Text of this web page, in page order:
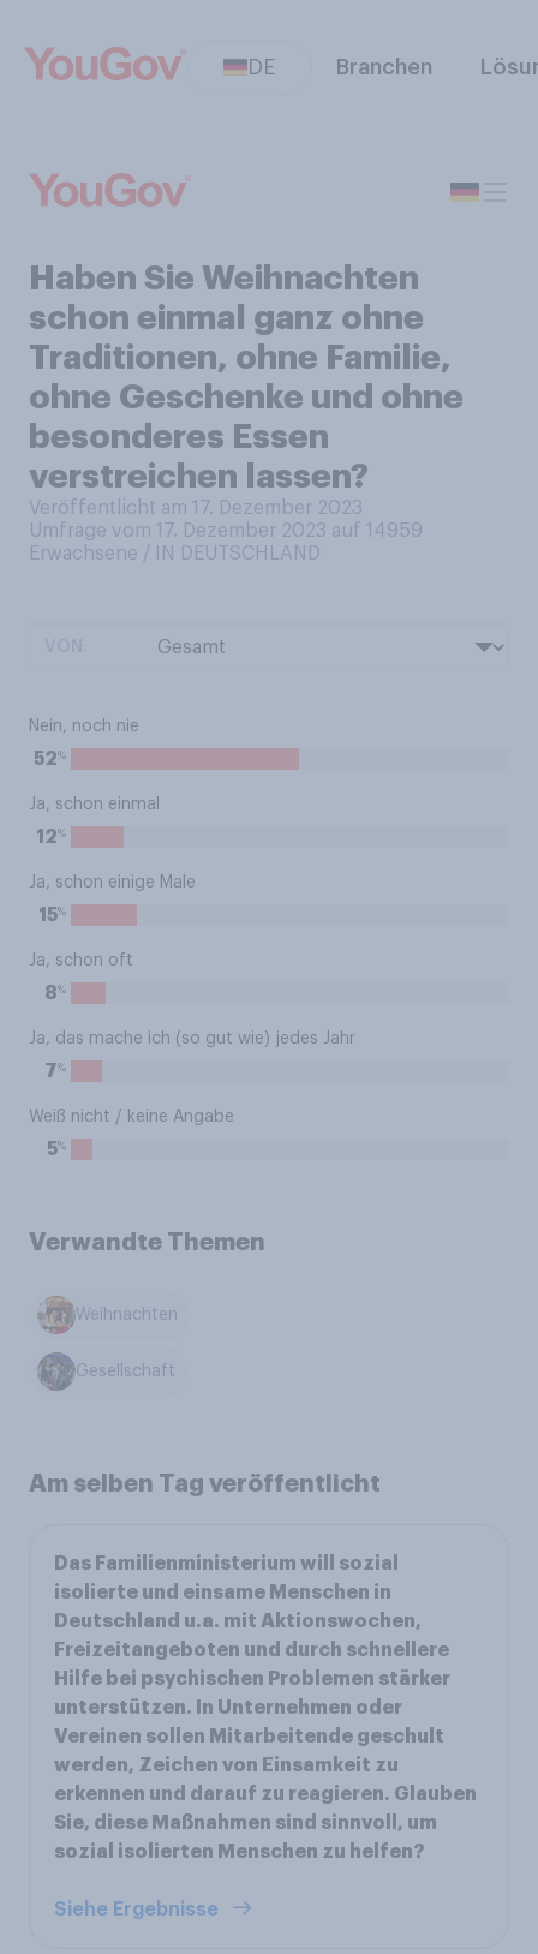
DE Branchen
Haben Sie Weihnachten
schon einmal ganz ohne
Traditionen, ohne Familie,
ohne Geschenke und ohne
besonderes Essen
verstreichen lassen?
Veröffentlicht am 17. Dezember 2023
Umfrage vom 17. Dezember 2023 auf 14959
Erwachsene / IN DEUTSCHLAND
Nein, noch nie
52%
Ja, schon einmal
12%
Ja, schon einige Male
15%
Ja, schon oft
8%
Ja, das mache ich (so gut wie) jedes Jahr
7%
Weiß nicht / keine Angabe
5%
Verwandte Themen
Weihnachten
Gesellschaft
Am selben Tag veröffentlicht
Das Familienministerium will sozial
isolierte und einsame Menschen in
Deutschland u.a. mit Aktionswochen,
Freizeitangeboten und durch schnellere
Hilfe bei psychischen Problemen stärker
unterstützen. In Unternehmen oder
Vereinen sollen Mitarbeitende geschult
werden, Zeichen von Einsamkeit zu
erkennen und darauf zu reagieren. Glauben
Sie, diese Maßnahmen sind sinnvoll, um
sozial isolierten Menschen zu helfen?
Siehe Ergebnisse